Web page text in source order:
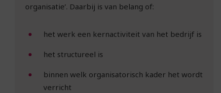
organisatie’. Daarbij is van belang of:
het werk een kernactiviteit van het bedrijf is
het structureel is
binnen welk organisatorisch kader het wordt
verricht